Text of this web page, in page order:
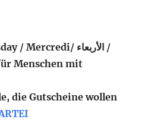
Mittwoch / Wednesday / Mercredi/ الأربعاء /
Menschen mit
die Gutscheine wollen